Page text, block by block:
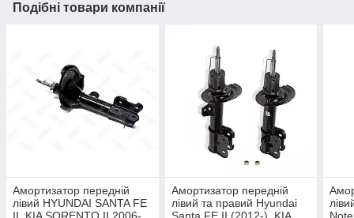
Подібні товари компанії
Амортизатор передній
лівий HYUNDAI SANTA FE
Амортизатор передній
лівий та правий Hyundai